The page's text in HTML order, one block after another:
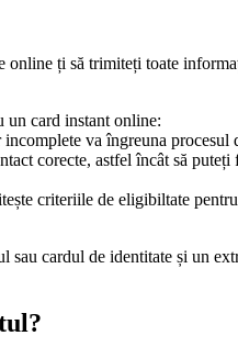
ți să trimiteți toate
un card instant online:
va îngreuna
corecte, astfel încât să
criteriile de eligibiltate
cardul de identitate și un